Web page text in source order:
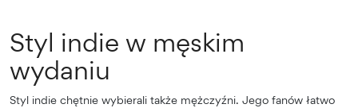
Styl indie w męskim
wydaniu
Styl indie chętnie wybierali także mężczyźni. Jego fanów łatwo